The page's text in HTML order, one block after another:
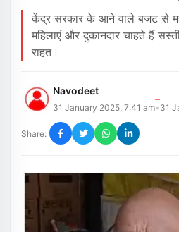
केंद्र सरकार के आने वाले बजट से
महिलाएं और दुकानदार चाहते हैं
राहत।
Navodeet
31 January 2025, 7:41 am• 31
Share: